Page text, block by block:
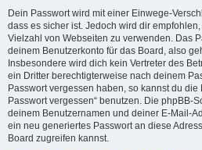
Dein Passwort wird mit einer Einwege-
dass es sicher ist. Jedoch wird dir
Vielzahl von Webseiten zu verwenden. Das
deinem Benutzerkonto für das Board, also
Insbesondere wird dich kein Vertreter des
ein Dritter berechtigterweise nach deinem
Passwort vergessen haben, so kannst du die
Passwort vergessen“ benutzen. Die phpBB-
deinem Benutzernamen und deiner E-Mail-
ein neu generiertes Passwort an diese
Board zugreifen kannst.